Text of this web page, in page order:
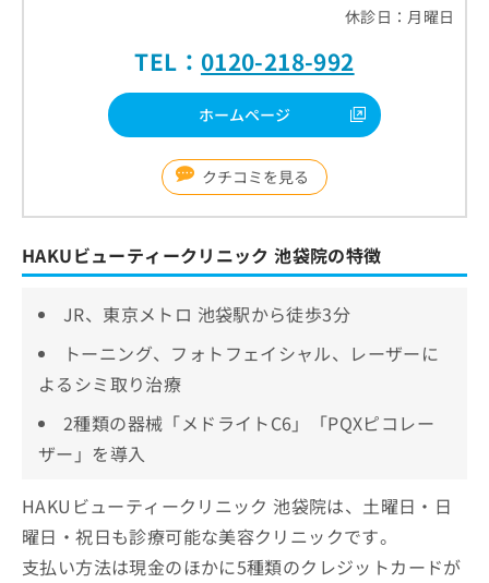
休診日：月曜日
TEL： 0120-218-992
ホームページ
クチコミを見る
HAKUビューティークリニック 池袋院の特徴
JR、東京メトロ 池袋駅から徒歩3分
トーニング、フォトフェイシャル、レーザーに
よるシミ取り治療
2種類の器械「メドライトC6」「PQXピコレー
ザー」を導入
HAKUビューティークリニック 池袋院は、土曜日・日
曜日・祝日も診療可能な美容クリニックです。
支払い方法は現金のほかに5種類のクレジットカードが